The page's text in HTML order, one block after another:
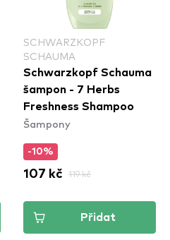
SCHWARZKOPF
SCHAUMA
Schwarzkopf Schauma
šampon - 7 Herbs
Freshness Shampoo
Šampony
-10%
107 kč 119 kč
Přidat